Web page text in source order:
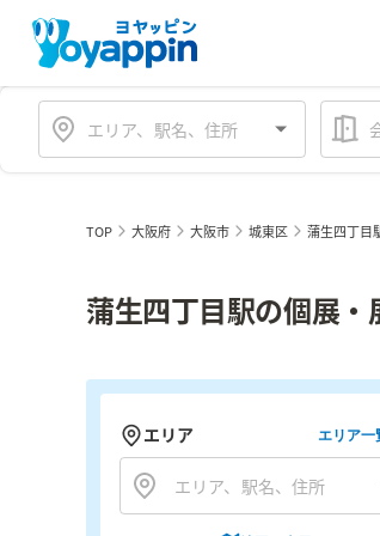
TOP 大阪府 大阪市 城東区 蒲生四丁目
蒲生四丁目駅の個展
エリア エリア一